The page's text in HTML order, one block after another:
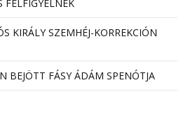
FELFIGYELNEK
KIRÁLY SZEMHÉJ-KORREKCIÓN
BEJÖTT FÁSY ÁDÁM SPENÓTJA